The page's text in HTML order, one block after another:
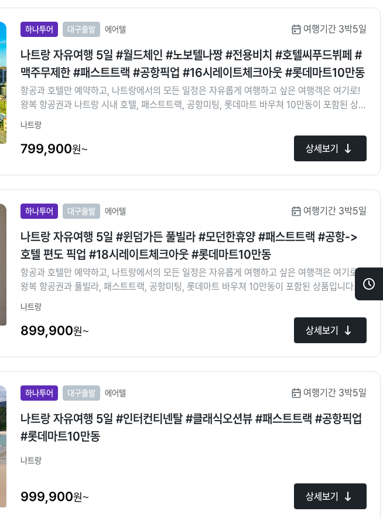
최
하나투어 대구출발 에어텔 여행기간 3박5일
나트랑 자유여행 5일 #월드체인 #노보텔나짱 #전용비치 #호텔씨푸드뷔페 #
맥주무제한 #패스트트랙 #공항픽업 #16시레이트체크아웃 #롯데마트10만동
항공과 호텔만 예약하고, 나트랑에서의 모든 일정은 자유롭게 여행하고 싶은 여행객은 여기로!
왕복 항공권과 나트랑 시내 호텔, 패스트트랙, 공항미팅, 롯데마트 바우쳐 10만동이 포함된 상품
나트랑
799,900원~ 상세보기
하나투어 대구출발 에어텔 여행기간 3박5일
나트랑 자유여행 5일 #윈덤가든 풀빌라 #모던한휴양 #패스트트랙 #공항->
호텔 편도 픽업 #18시레이트체크아웃 #롯데마트10만동
항공과 호텔만 예약하고, 나트랑에서의 모든 일정은 자유롭게 여행하고 싶은 여행객은 여기로!
왕복 항공권과 풀빌라, 패스트트랙, 공항미팅, 롯데마트 바우쳐 10만동이 포함된 상품입니다. 우
리 일행끼리만 1/2/3베드 풀빌라를 이용한 호캉스를 즐겨보세요!
나트랑
899,900원~ 상세보기
하나투어 대구출발 에어텔 여행기간 3박5일
나트랑 자유여행 5일 #인터컨티넨탈 #클래식오션뷰 #패스트트랙 #공항픽업
#롯데마트10만동
나트랑
999,900원~ 상세보기